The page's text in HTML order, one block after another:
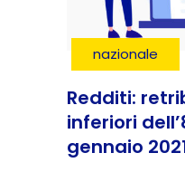
nazionale
Redditi:
inferiori
gennaio